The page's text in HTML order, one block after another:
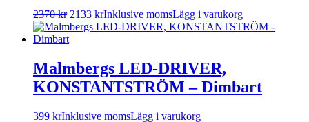
2370kr 2133 krInklusive momsLägg i varukorg
Malmbergs LED-DRIVER,
KONSTANTSTRÖM – Dimbart
399 krInklusive momsLägg i varukorg